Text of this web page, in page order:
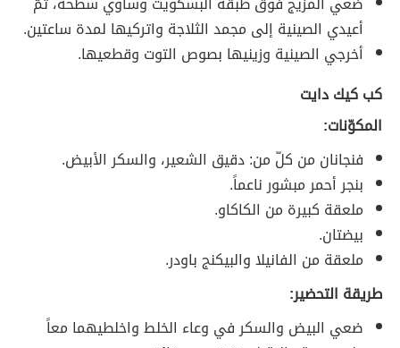
أعيدي الصينية إلى مجمد الثلاجة واتركيها لمدة ساعتين.
أخرجي الصينية وزينيها بصوص التوت وقطعيها.
كب كيك دايت
المكوّنات:
فنجانان من كلّ من: دقيق الشعير، والسكر الأبيض.
بنجر أحمر مبشور ناعماً.
ملعقة كبيرة من الكاكاو.
بيضتان.
ملعقة من الفانيلا والبيكنج باودر.
طريقة التحضير:
ضعي البيض والسكر في وعاء الخلط واخلطيهما معاً